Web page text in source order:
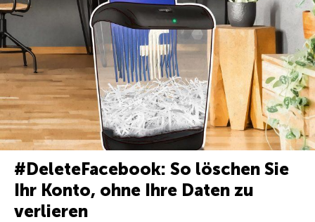
#DeleteFacebook: So löschen Sie
Ihr Konto, ohne Ihre Daten zu
verlieren